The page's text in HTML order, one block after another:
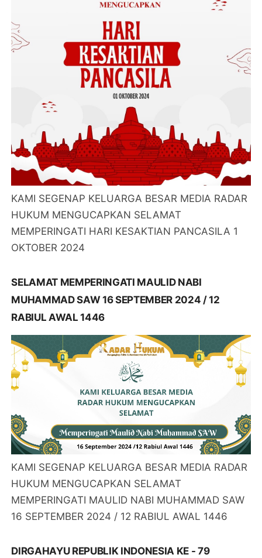
KAMI SEGENAP KELUARGA BESAR MEDIA RADAR
HUKUM MENGUCAPKAN SELAMAT
MEMPERINGATI HARI KESAKTIAN PANCASILA 1
OKTOBER 2024
SELAMAT MEMPERINGATI MAULID NABI
MUHAMMAD SAW 16 SEPTEMBER 2024 / 12
RABIUL AWAL 1446
KAMI SEGENAP KELUARGA BESAR MEDIA RADAR
HUKUM MENGUCAPKAN SELAMAT
MEMPERINGATI MAULID NABI MUHAMMAD SAW
16 SEPTEMBER 2024 / 12 RABIUL AWAL 1446
DIRGAHAYU REPUBLIK INDONESIA KE - 79